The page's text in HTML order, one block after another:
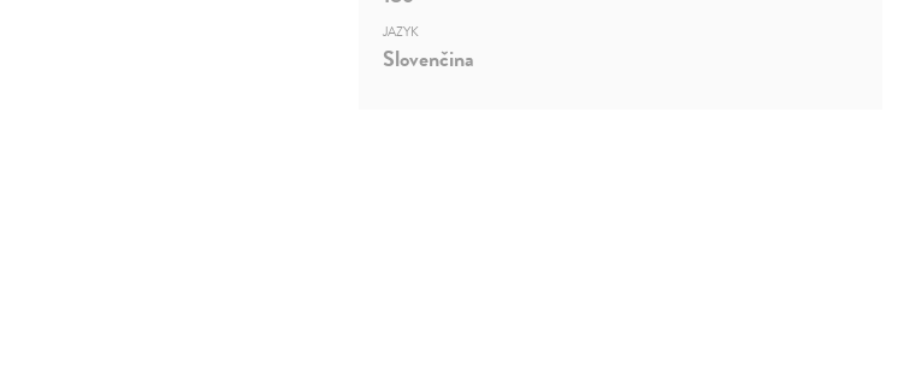
JAZYK
Slovenčina